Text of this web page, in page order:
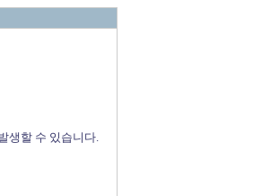
생할 수 있습니다.